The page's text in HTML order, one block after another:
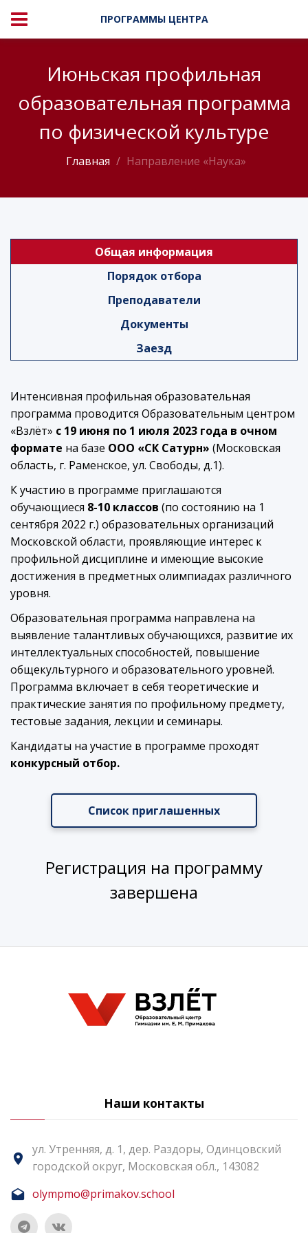
ПРОГРАММЫ ЦЕНТРА
Июньская профильная
образовательная программа
по физической культуре
Главная Направление «Наука»
Общая информация
Порядок отбора
Преподаватели
Документы
Заезд
Интенсивная профильная образовательная
программа проводится Образовательным центром
«Взлёт» с 19 июня по 1 июля 2023 года в очном
формате на базе ООО «СК Сатурн» (Московская
область, г. Раменское, ул. Свободы, д.1).
К участию в программе приглашаются
обучающиеся 8-10 классов (по состоянию на 1
сентября 2022 г.) образовательных организаций
Московской области, проявляющие интерес к
профильной дисциплине и имеющие высокие
достижения в предметных олимпиадах различного
уровня.
Образовательная программа направлена на
выявление талантливых обучающихся, развитие их
интеллектуальных способностей, повышение
общекультурного и образовательного уровней.
Программа включает в себя теоретические и
практические занятия по профильному предмету,
тестовые задания, лекции и семинары.
Кандидаты на участие в программе проходят
конкурсный отбор.
Список приглашенных
Регистрация на программу
завершена
Наши контакты
ул. Утренняя, д. 1, дер. Раздоры, Одинцовский
городской округ, Московская обл., 143082
olympmo@primakov.school